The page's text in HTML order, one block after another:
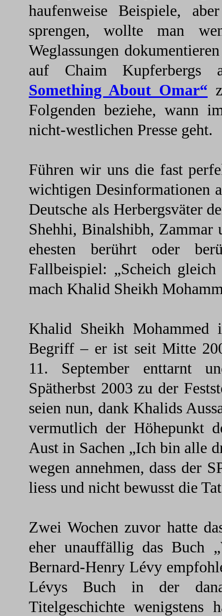
haufenweise Beispiele,
sprengen, wollte man
Weglassungen
auf Chaim Kupferbergs
Something About Omar“
Folgenden beziehe, wann
nicht-westlichen Presse geht.
Führen wir uns die fast
wichtigen Desinformationen
Deutsche als Herbergsväter
Shehhi, Binalshibh,
ehesten berührt oder
Fallbeispiel: „Scheich
mach Khalid Sheikh
Khalid Sheikh Mohammed
Begriff – er ist seit Mitte
11. September enttarnt
Spätherbst 2003 zu der
seien nun, dank Khalids
vermutlich der Höhepunkt
Aust in Sachen „Ich bin alle
wegen annehmen, dass der
liess und nicht bewusst die
Zwei Wochen zuvor hatte
eher unauffällig das Buch
Bernard-Henry Lévy
Lévys Buch in der
Titelgeschichte wenigstens